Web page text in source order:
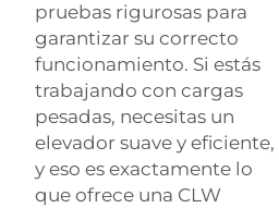
pruebas rigurosas para
garantizar su correcto
funcionamiento. Si estás
trabajando con cargas
pesadas, necesitas un
elevador suave y eficiente,
y eso es exactamente lo
que ofrece una CLW